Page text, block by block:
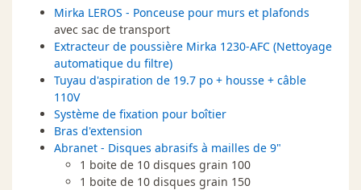
Mirka LEROS - Ponceuse pour murs et plafonds
avec sac de transport
Extracteur de poussière Mirka 1230-AFC (Nettoyage
automatique du filtre)
Tuyau d'aspiration de 19.7 po + housse + câble
110V
Système de fixation pour boîtier
Bras d'extension
Abranet - Disques abrasifs à mailles de 9"
1 boite de 10 disques grain 100
1 boite de 10 disques grain 150